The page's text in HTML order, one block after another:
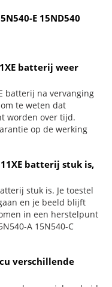
E 15ND540
batterij weer
batterij na vervanging
te weten dat
worden over tijd.
op de werking
batterij stuk is,
stuk is. Je toestel
en je beeld blijft
in een herstelpunt
A 15N540-C
verschillende